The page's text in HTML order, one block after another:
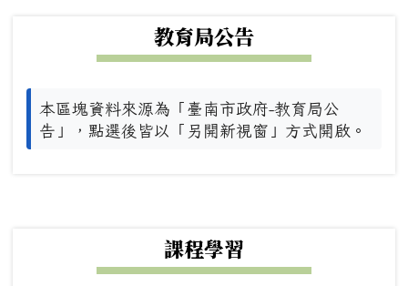
教育局公告
本區塊資料來源為「臺南市政府-教育局公
告」，點選後皆以「另開新視窗」方式開啟。
課程學習